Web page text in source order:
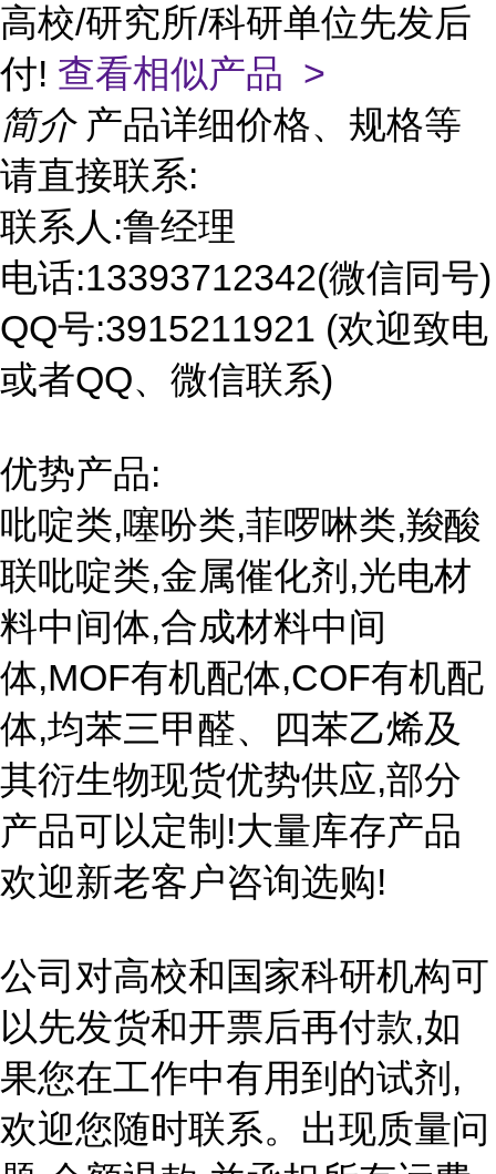
高校/研究所/科研单位先发后
付! 查看相似产品 >
简介 产品详细价格、规格等
请直接联系:
联系人:鲁经理
电话:13393712342(微信同号)
QQ号:3915211921 (欢迎致电
或者QQ、微信联系)
优势产品:
吡啶类,噻吩类,菲啰啉类,羧酸
联吡啶类,金属催化剂,光电材
料中间体,合成材料中间
体,MOF有机配体,COF有机配
体,均苯三甲醛、四苯乙烯及
其衍生物现货优势供应,部分
产品可以定制!大量库存产品
欢迎新老客户咨询选购!
公司对高校和国家科研机构可
以先发货和开票后再付款,如
果您在工作中有用到的试剂,
欢迎您随时联系。出现质量问